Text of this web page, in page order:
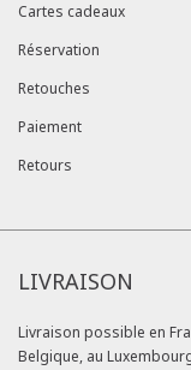
Cartes cadeaux
Réservation
Retouches
Paiement
Retours
LIVRAISON
Livraison possible en
Belgique, au